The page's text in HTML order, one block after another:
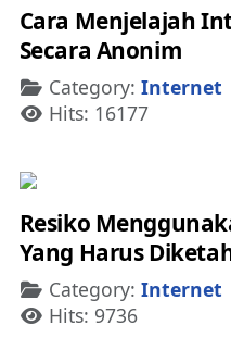
Cara Menjelajah
Secara Anonim
Details
Category: Internet
Hits: 16177
Resiko
Yang Harus
Details
Category: Internet
Hits: 9736